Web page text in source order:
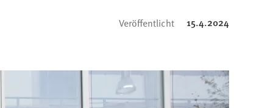
Veröffentlicht 15.4.2024